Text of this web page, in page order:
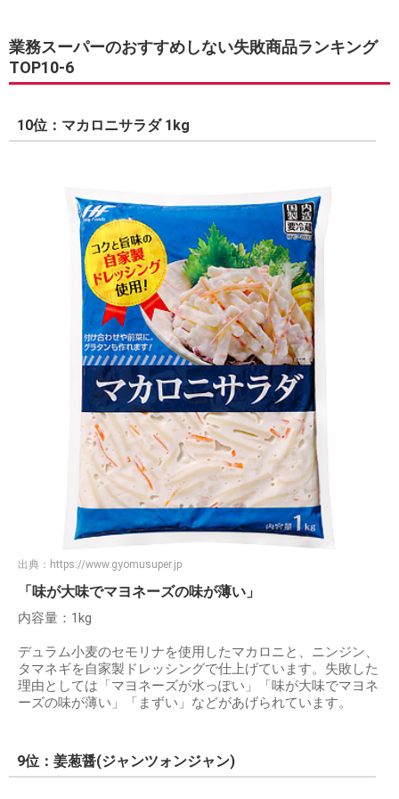
業務スーパーのおすすめしない失敗商品ランキング
TOP10-6
10位：マカロニサラダ 1kg
出典： https://www.gyomusuper.jp
「味が大味でマヨネーズの味が薄い」
内容量：1kg
デュラム小麦のセモリナを使用したマカロニと、ニンジン、
タマネギを自家製ドレッシングで仕上げています。失敗した
理由としては「マヨネーズが水っぽい」「味が大味でマヨネ
ーズの味が薄い」「まずい」などがあげられています。
9位：姜葱醤(ジャンツォンジャン)